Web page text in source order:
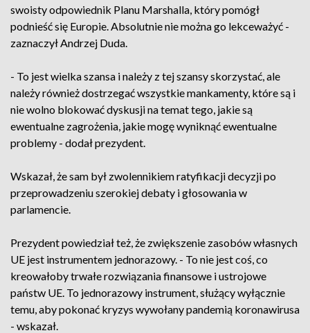
swoisty odpowiednik Planu Marshalla, który pomógł
podnieść się Europie. Absolutnie nie można go lekceważyć -
zaznaczył Andrzej Duda.
- To jest wielka szansa i należy z tej szansy skorzystać, ale
należy również dostrzegać wszystkie mankamenty, które są i
nie wolno blokować dyskusji na temat tego, jakie są
ewentualne zagrożenia, jakie mogę wyniknąć ewentualne
problemy - dodał prezydent.
Wskazał, że sam był zwolennikiem ratyfikacji decyzji po
przeprowadzeniu szerokiej debaty i głosowania w
parlamencie.
Prezydent powiedział też, że zwiększenie zasobów własnych
UE jest instrumentem jednorazowy. - To nie jest coś, co
kreowałoby trwałe rozwiązania finansowe i ustrojowe
państw UE. To jednorazowy instrument, służący wyłącznie
temu, aby pokonać kryzys wywołany pandemią koronawirusa
- wskazał.